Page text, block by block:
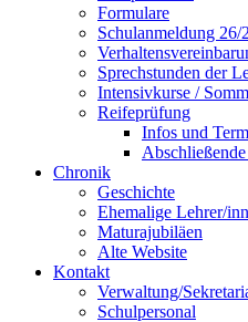
Formulare
Schulanmeldung 26/
Sprechstunden der
Intensivkurse /
Reifeprüfung
Infos und
Chronik
Geschichte
Ehemalige Lehrer/
Maturajubiläen
Alte Website
Kontakt
Verwaltung/
Schulpersonal